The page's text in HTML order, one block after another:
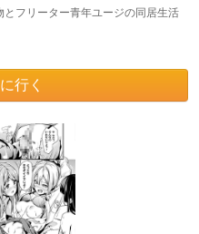
フリーター青年ユージの同居生活
行く